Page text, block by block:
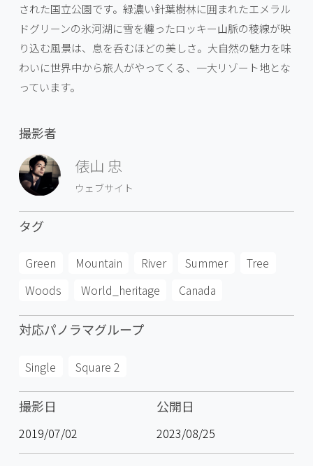
された国立公園です。緑濃い針葉樹林に囲まれたエメラル
ドグリーンの氷河湖に雪を纏ったロッキー山脈の稜線が映
り込む風景は、息を呑むほどの美しさ。大自然の魅力を味
わいに世界中から旅人がやってくる、一大リゾート地とな
っています。
撮影者
俵山 忠
ウェブサイト
タグ
Green Mountain River Summer
Tree
Woods
World_heritage Canada
対応パノラマグループ
Single Square 2
撮影日
2019/07/02
公開日
2023/08/25